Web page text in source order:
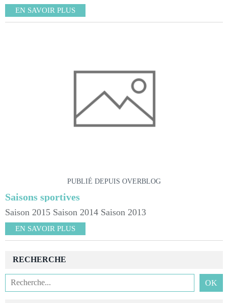
EN SAVOIR PLUS
PUBLIÉ DEPUIS OVERBLOG
Saisons sportives
Saison 2015 Saison 2014 Saison 2013
EN SAVOIR PLUS
RECHERCHE